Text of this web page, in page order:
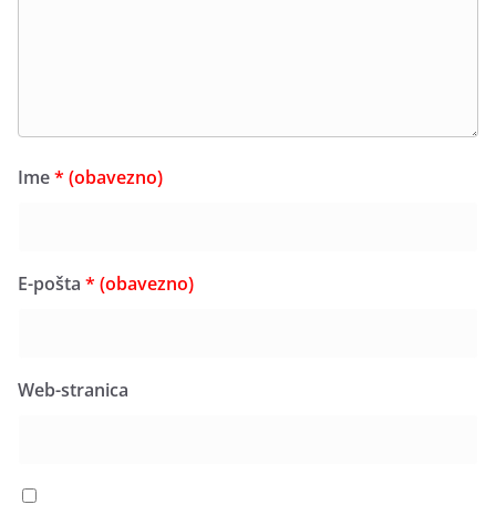
Ime* (obavezno)
E-pošta * (obavezno)
Web-stranica